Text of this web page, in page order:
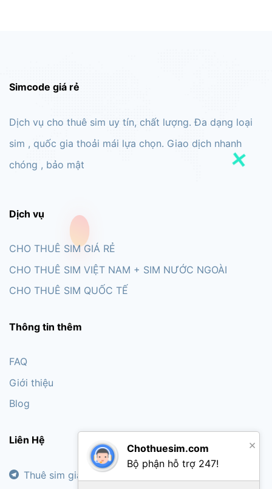
Simcode giá rẻ
Dịch vụ cho thuê sim uy tín, chất lượng. Đa dạng loại
sim , quốc gia thoải mái lựa chọn. Giao dịch nhanh
chóng , bảo mật
Dịch vụ
CHO THUÊ SIM GIÁ RẺ
CHO THUÊ SIM VIỆT NAM + SIM NƯỚC NGOÀI
CHO THUÊ SIM QUỐC TẾ
Thông tin thêm
FAQ
Giới thiệu
Blog
Liên Hệ
Thuê sim giá rẻ
Chothuesim.com
Bộ phận hỗ trợ 247!
×